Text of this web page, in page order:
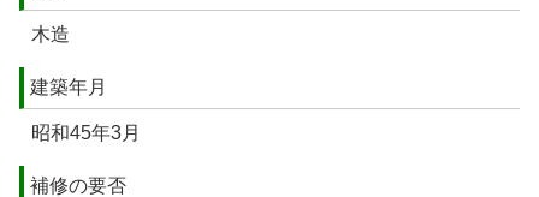
木造
建築年月
昭和45年3月
補修の要否